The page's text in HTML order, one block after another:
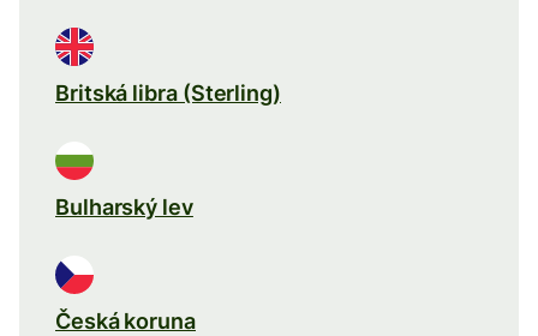
Britská libra (Sterling)
Bulharský lev
Česká koruna